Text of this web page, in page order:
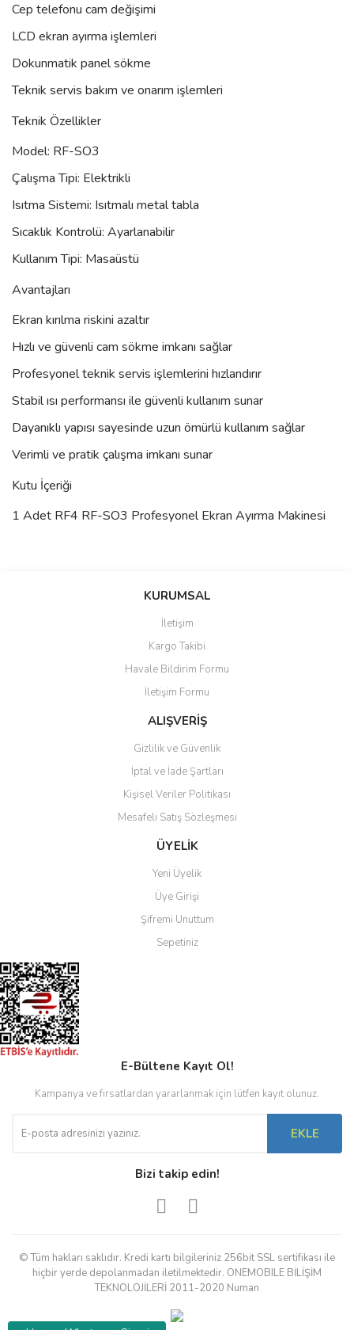
Cep telefonu cam değişimi
LCD ekran ayırma işlemleri
Dokunmatik panel sökme
Teknik servis bakım ve onarım işlemleri
Teknik Özellikler
Model: RF-SO3
Çalışma Tipi: Elektrikli
Isıtma Sistemi: Isıtmalı metal tabla
Sıcaklık Kontrolü: Ayarlanabilir
Kullanım Tipi: Masaüstü
Avantajları
Ekran kırılma riskini azaltır
Hızlı ve güvenli cam sökme imkanı sağlar
Profesyonel teknik servis işlemlerini hızlandırır
Stabil ısı performansı ile güvenli kullanım sunar
Dayanıklı yapısı sayesinde uzun ömürlü kullanım sağlar
Verimli ve pratik çalışma imkanı sunar
Kutu İçeriği
1 Adet RF4 RF-SO3 Profesyonel Ekran Ayırma Makinesi
Bu ürüne ilk yorumu siz yapın!
Ürün resmi kalitesiz, bozuk veya görüntülenemiyor.
Ürün açıklamasında eksik bilgiler bulunuyor.
Ürün bilgilerinde hatalar bulunuyor.
Ürün fiyatı diğer sitelerden daha pahalı.
Gönder
KURUMSAL
İletişim
Kargo Takibi
Havale Bildirim Formu
İletişim Formu
ALIŞVERİŞ
Gizlilik ve Güvenlik
İptal ve İade Şartları
Kişisel Veriler Politikası
Mesafeli Satış Sözleşmesi
ÜYELİK
Yeni Üyelik
Üye Girişi
Şifremi Unuttum
Sepetiniz
E-Bültene Kayıt Ol!
Kampanya ve fırsatlardan yararlanmak için lütfen kayıt olunuz.
EKLE
Bizi takip edin!
© Tüm hakları saklıdır. Kredi kartı bilgileriniz 256bit SSL sertifikası ile
hiçbir yerde depolanmadan iletilmektedir. ONEMOBILE BİLİŞİM
TEKNOLOJİLERİ 2011-2020 Numan